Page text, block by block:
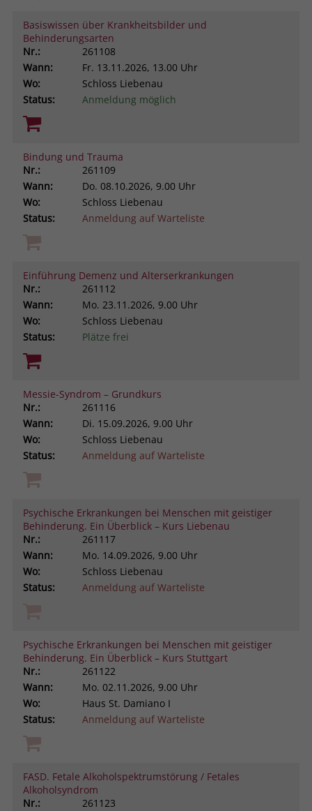
Basiswissen über Krankheitsbilder und
Behinderungsarten
Nr.:
261108
Wann:
Fr. 13.11.2026, 13.00 Uhr
Wo:
Schloss Liebenau
Status:
Anmeldung möglich
Bindung und Trauma
Nr.:
261109
Wann:
Do. 08.10.2026, 9.00 Uhr
Wo:
Schloss Liebenau
Status:
Anmeldung auf Warteliste
Einführung Demenz und Alterserkrankungen
Nr.:
261112
Wann:
Mo. 23.11.2026, 9.00 Uhr
Wo:
Schloss Liebenau
Status:
Plätze frei
Messie-Syndrom – Grundkurs
Nr.:
261116
Wann:
Di. 15.09.2026, 9.00 Uhr
Wo:
Schloss Liebenau
Status:
Anmeldung auf Warteliste
Psychische Erkrankungen bei Menschen mit geistiger
Behinderung. Ein Überblick – Kurs Liebenau
Nr.:
261117
Wann:
Mo. 14.09.2026, 9.00 Uhr
Wo:
Schloss Liebenau
Status:
Anmeldung auf Warteliste
Psychische Erkrankungen bei Menschen mit geistiger
Behinderung. Ein Überblick – Kurs Stuttgart
Nr.:
261122
Wann:
Mo. 02.11.2026, 9.00 Uhr
Wo:
Haus St. Damiano I
Status:
Anmeldung auf Warteliste
FASD. Fetale Alkoholspektrumstörung / Fetales
Alkoholsyndrom
Nr.:
261123
Name PHPSESSID
Anbieter stiftung-liebenau.de
Laufzeit Session
Zweck
Zweck
exklusiv für diese Website zu speichern.
Dadurch wird gewährleistet, dass
Aktionen, die bei späteren Besuchen
derselben Website durchgeführt
werden, mit derselben
Benutzerkennung verknüpft werden.
Anbieter
Laufzeit 1 Jahr
Zweck
zu speichern und in einer einzigen
Sitzungsaufzeichnung
zusammenzufassen.